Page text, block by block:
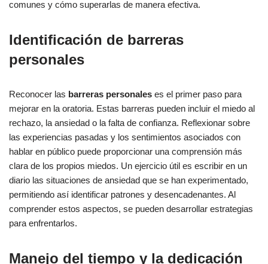
comunes y cómo superarlas de manera efectiva.
Identificación de barreras
personales
Reconocer las barreras personales es el primer paso para
mejorar en la oratoria. Estas barreras pueden incluir el miedo al
rechazo, la ansiedad o la falta de confianza. Reflexionar sobre
las experiencias pasadas y los sentimientos asociados con
hablar en público puede proporcionar una comprensión más
clara de los propios miedos. Un ejercicio útil es escribir en un
diario las situaciones de ansiedad que se han experimentado,
permitiendo así identificar patrones y desencadenantes. Al
comprender estos aspectos, se pueden desarrollar estrategias
para enfrentarlos.
Manejo del tiempo y la dedicación